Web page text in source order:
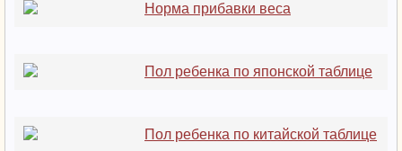
Норма прибавки веса
Пол ребенка по японской таблице
Пол ребенка по китайской таблице